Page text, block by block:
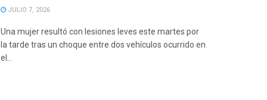
JULIO 7, 2026
Una mujer resultó con lesiones leves este martes por
la tarde tras un choque entre dos vehículos ocurrido en
el...